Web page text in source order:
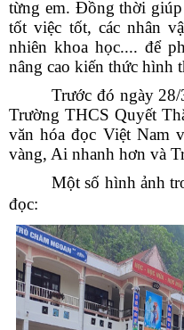
từng em. Đồng thời giúp
tốt việc tốt, các nhân
nhiên khoa học.... để
nâng cao kiến thức hình
Trước đó ngày
Trường THCS Quyết
văn hóa đọc Việt Nam
vàng, Ai nhanh hơn và
Một số hình ảnh
đọc: